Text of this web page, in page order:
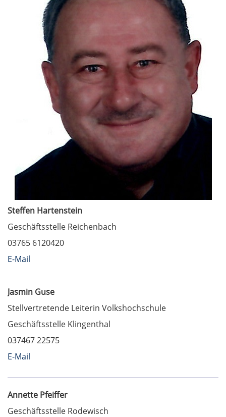
Steffen Hartenstein
Geschäftsstelle Reichenbach
03765 6120420
E-Mail
Jasmin Guse
Stellvertretende Leiterin Volkshochschule
Geschäftsstelle Klingenthal
037467 22575
E-Mail
Annette Pfeiffer
Geschäftsstelle Rodewisch